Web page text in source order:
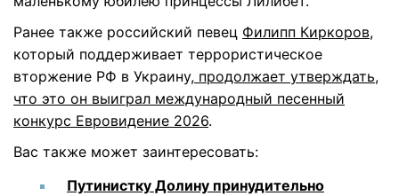
Ранее также российский певец Филипп Киркоров,
который поддерживает террористическое
вторжение РФ в Украину, продолжает утверждать,
что это он выиграл международный песенный
конкурс Евровидение 2026.
Вас также может заинтересовать:
Путинистку Долину принудительно